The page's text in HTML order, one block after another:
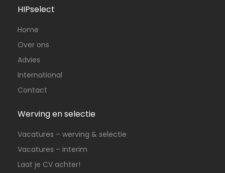
HIPselect
Home
Over ons
Advies
International
Contact
Werving en selectie
Vacatures – werving & selectie
Vacatures – interim
Laat je CV achter!